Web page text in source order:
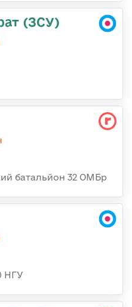
(ЗСУ)
батальйон 32 ОМБр
НГУ